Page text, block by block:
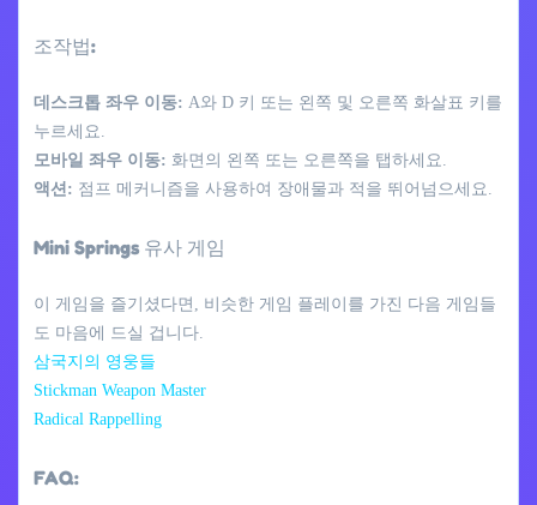
조작법:
데스크톱 좌우 이동: A와 D 키 또는 왼쪽 및 오른쪽 화살표 키를
누르세요.
모바일 좌우 이동: 화면의 왼쪽 또는 오른쪽을 탭하세요.
액션: 점프 메커니즘을 사용하여 장애물과 적을 뛰어넘으세요.
Mini Springs 유사 게임
이 게임을 즐기셨다면, 비슷한 게임 플레이를 가진 다음 게임들
도 마음에 드실 겁니다.
삼국지의 영웅들
Stickman Weapon Master
Radical Rappelling
FAQ: